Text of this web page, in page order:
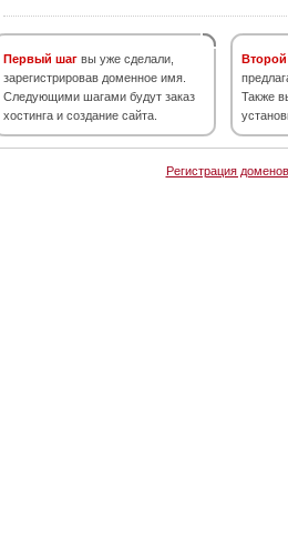
Первый шаг вы уже сделали,
зарегистрировав доменное имя.
Следующими шагами будут заказ
хостинга и создание сайта.
Также
Регистрация доменов